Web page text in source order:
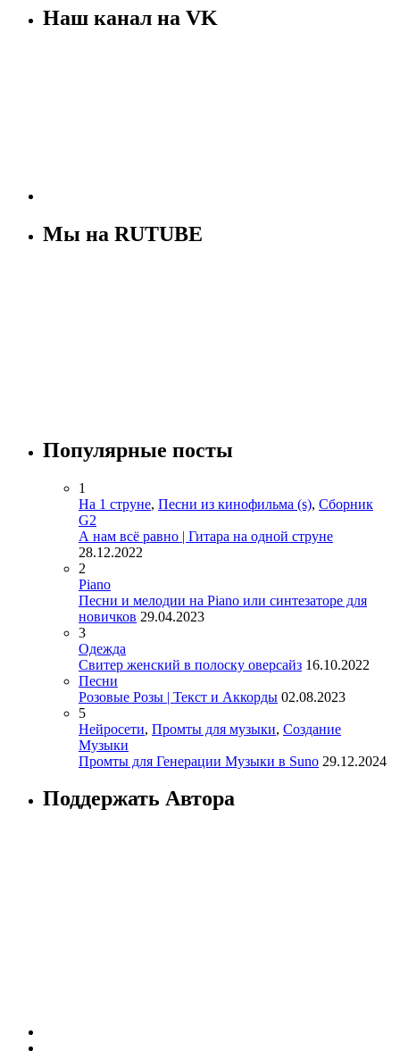
Наш канал на VK
Мы на RUTUBE
Популярные посты
1
На 1 струне, Песни из кинофильма (s), Сборник
G2
А нам всё равно | Гитара на одной струне
28.12.2022
2
Piano
Песни и мелодии на Piano или синтезаторе для
новичков 29.04.2023
3
Одежда
Свитер женский в полоску оверсайз 16.10.2022
Песни
Розовые Розы | Текст и Аккорды 02.08.2023
5
Нейросети, Промты для музыки, Создание
Музыки
Промты для Генерации Музыки в Suno 29.12.2024
Поддержать Автора